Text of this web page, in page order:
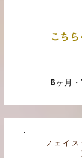
こちら
6ヶ月
フェイス